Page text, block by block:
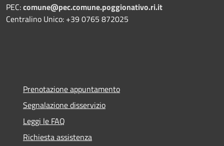
PEC:comune@pec.comune.poggionativo.ri.it
Centralino Unico: +39 0765 872025
Prenotazione appuntamento
Segnalazione disservizio
Leggi le FAQ
Richiesta assistenza